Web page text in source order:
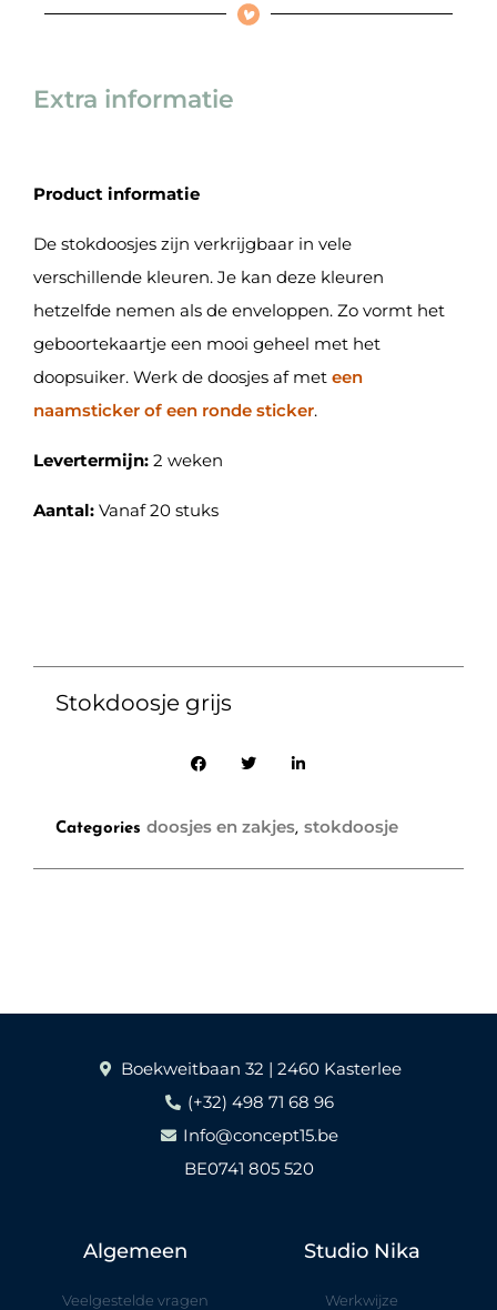
Extra informatie
Product informatie
De stokdoosjes zijn verkrijgbaar in vele
verschillende kleuren. Je kan deze kleuren
hetzelfde nemen als de enveloppen. Zo vormt het
geboortekaartje een mooi geheel met het
doopsuiker. Werk de doosjes af met een
naamsticker of een ronde sticker.
Levertermijn: 2 weken
Aantal: Vanaf 20 stuks
Stokdoosje grijs
Categories doosjes en zakjes, stokdoosje
Boekweitbaan 32 | 2460 Kasterlee
(+32) 498 71 68 96
Info@concept15.be
BE0741 805 520
Algemeen
Veelgestelde vragen
Studio Nika
Werkwijze